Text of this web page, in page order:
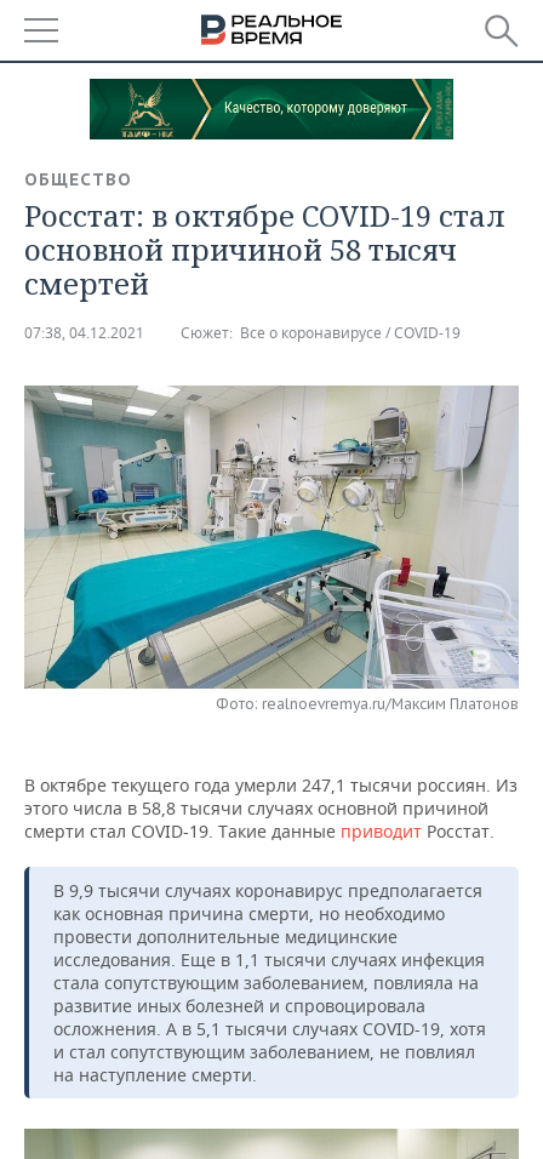
РЕГИОНЫ
БАШКОРТОСТАН
УДМУРТИЯ
НОВОСТИ
НОВОСТИ АНАЛИТИКИ
ДЕКЛАРАЦИИ О ДОХОДАХ
ВУЗЫ ТАТАРСТАНА
КОМУ ПРИНАДЛЕЖАТ
ТОРГОВЫЕ ЦЕНТРЫ
ТАТАРСТАНА
ЭКОНОМИКА
НОВОСТИ ЭКОНОМИКИ
БАНКИ
БЮДЖЕТ
ИНВЕСТИЦИИ
ПРОМЫШЛЕННОСТИ
АГРОПРОМ
МАШИНОСТРОЕНИЕ
НЕФТЕХИМИЯ
НЕФТЬ
ОПК
НОВОСТИ НЕДВИЖИМОСТИ
АВТО
НОВОСТИ АВТО
БИЗНЕС
НОВОСТИ БИЗНЕСА
РОЗНИЧНАЯ ТОРГОВЛЯ
ТРАНСПОРТ
ТЕХНОЛОГИИ
НОВОСТИ ТЕХНОЛОГИЙ
IT
МЕРОПРИЯТИЯ
НОВОСТИ МЕРОПРИЯТИЙ
ВЫЕЗДНАЯ РЕДАКЦИЯ
ONLINE-КОНФЕРЕНЦИИ
ОТКРЫТАЯ ЛЕКЦИЯ
СПОРТ
ХОККЕЙ
БАСКЕТБОЛ
ВОЛЕЙБОЛ
КИБЕРСПОРТ
ФИГУРНОЕ КАТАНИЕ
ВОДНЫЕ ВИДЫ СПОРТА
ХОККЕЙ С МЯЧОМ
ВЛАСТЬ
ИНФРАСТРУКТУРА
ИСТОРИЯ
КУЛЬТУРА
МЕДИЦИНА
ОБРАЗОВАНИЕ
ПРОИСШЕСТВИЯ
СЮЖЕТЫ
СПРАВОЧНИК
СПИСОК ПЕРСОН
СПИСОК КОМПАНИЙ
ПОЛНАЯ ВЕРСИЯ
ОБЩЕСТВО
Росстат: в октябре COVID-19 стал
основной причиной 58 тысяч
смертей
07:38, 04.12.2021 Сюжет: Все о коронавирусе / COVID-19
Фото: realnoevremya.ru/Максим Платонов
В октябре текущего года умерли 247,1 тысячи россиян. Из
этого числа в 58,8 тысячи случаях основной причиной
смерти стал COVID-19. Такие данные приводит Росстат.
В 9,9 тысячи случаях коронавирус предполагается
как основная причина смерти, но необходимо
провести дополнительные медицинские
исследования. Еще в 1,1 тысячи случаях инфекция
стала сопутствующим заболеванием, повлияла на
развитие иных болезней и спровоцировала
осложнения. А в 5,1 тысячи случаях COVID-19, хотя
и стал сопутствующим заболеванием, не повлиял
на наступление смерти.